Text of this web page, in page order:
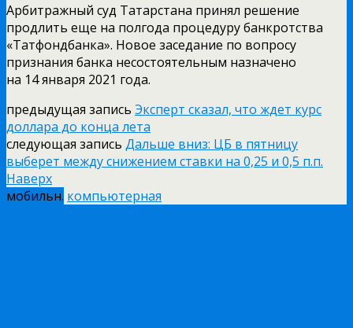
Арбитражный суд Татарстана принял решение
продлить еще на полгода процедуру банкротства
«Татфондбанка». Новое заседание по вопросу
признания банка несостоятельным назначено
на 14 января 2021 года.
предыдущая запись Эксперт сказал, что ждет курс
доллара до конца лета
следующая запись Дальше вниз: ЦБ в пятницу
выберет между снижением ставки на 0,25 и 0,5 п.п.
Наверх
мобильн. компьютерная